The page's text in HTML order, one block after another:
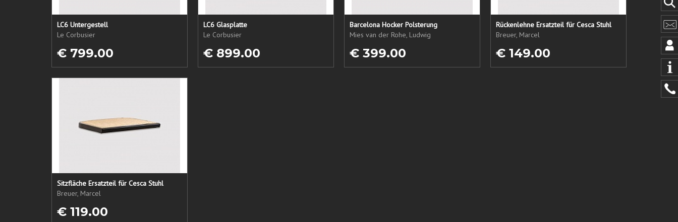
LC6 Untergestell
Le Corbusier
€ 799.00
LC6 Glasplatte
Le Corbusier
€ 899.00
Barcelona Hocker Polsterung
Mies van der Rohe, Ludwig
€ 399.00
Rückenlehne Ersatzteil für Cesca Stuhl
Breuer, Marcel
€ 149.00
Sitzfläche Ersatzteil für Cesca Stuhl
Breuer, Marcel
€ 119.00